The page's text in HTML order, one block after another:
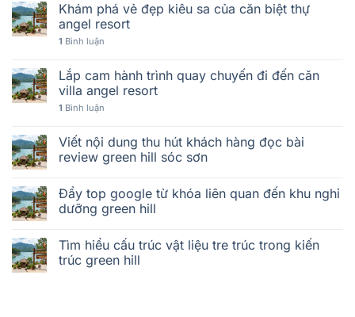
Khám phá vẻ đẹp kiêu sa của căn biệt thự
angel resort
1 Bình luận
Lắp cam hành trình quay chuyến đi đến căn
villa angel resort
1 Bình luận
Viết nội dung thu hút khách hàng đọc bài
review green hill sóc sơn
Đẩy top google từ khóa liên quan đến khu nghỉ
dưỡng green hill
Tìm hiểu cấu trúc vật liệu tre trúc trong kiến
trúc green hill